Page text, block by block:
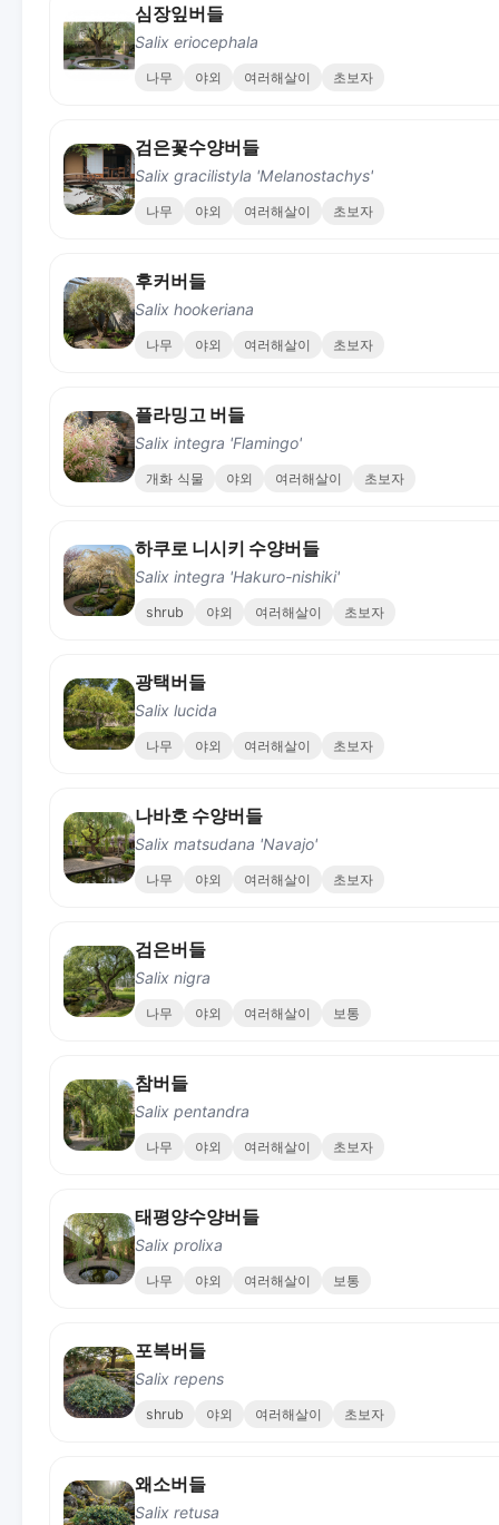
심장잎버들
Salix eriocephala
나무 야외 여러해살이 초보자
검은꽃수양버들
Salix gracilistyla 'Melanostachys'
나무 야외 여러해살이 초보자
후커버들
Salix hookeriana
나무 야외 여러해살이 초보자
플라밍고 버들
Salix integra 'Flamingo'
개화 식물 야외 여러해살이 초보자
하쿠로 니시키 수양버들
Salix integra 'Hakuro-nishiki'
shrub 야외 여러해살이 초보자
광택버들
Salix lucida
나무 야외 여러해살이 초보자
나바호 수양버들
Salix matsudana 'Navajo'
나무 야외 여러해살이 초보자
검은버들
Salix nigra
나무 야외 여러해살이 보통
참버들
Salix pentandra
나무 야외 여러해살이 초보자
태평양수양버들
Salix prolixa
나무 야외 여러해살이 보통
포복버들
Salix repens
shrub 야외 여러해살이 초보자
왜소버들
Salix retusa